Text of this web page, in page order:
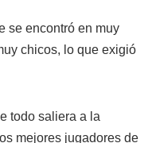
se encontró en muy
chicos, lo que exigió
todo saliera a la
mejores jugadores de